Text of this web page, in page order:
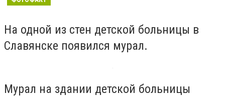
На одной из стен детской больницы в
Славянске появился мурал.
Мурал на здании детской больницы